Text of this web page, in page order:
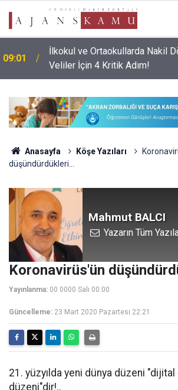
09:01
İlkokul ve Ortaokullarda Nakil
Veliler İçin 4 Kritik Adım!
Anasayfa Köşe Yazıları
düşündürdükleri...
Mahmut BALCI
Yazarın Tüm
Koronavirüs'ün
Yayınlanma: 00 0000 Salı 00:00
Güncelleme: 23 Mart 2020 Pazartesi 22:21
21. yüzyılda yeni dünya düzeni "dijital
düzeni"dir!..